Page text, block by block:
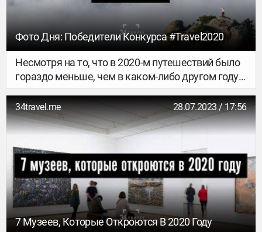
медленные города мы уже рассказывали, а
теперь выясняем, почему замедлиться в
поездке – это хорошая идея.
Фото Дня: Победители Конкурса #Travel2020
Несмотря на то, что в 2020-м путешествий было
гораздо меньше, чем в каком-либо другом году,
фотоприложение Agora все равно решило
провести конкурс снимков с хештегом
#Travel2020.
34travel.me 28.07.2023 / 17:56
7 Музеев, Которые Откроются В 2020 Году